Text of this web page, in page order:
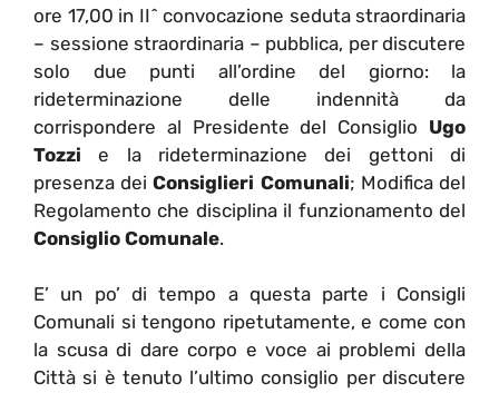
ore 17,00 in II^ convocazione seduta straordinaria
– sessione straordinaria – pubblica, per discutere
solo due punti all’ordine del giorno: la
rideterminazione delle indennità da
corrispondere al Presidente del Consiglio Ugo
Tozzie la rideterminazione dei gettoni di
presenza dei Consiglieri Comunali; Modifica del
Regolamento che disciplina il funzionamento del
Consiglio Comunale.
E’ un po’ di tempo a questa parte i Consigli
Comunali si tengono ripetutamente, e come con
la scusa di dare corpo e voce ai problemi della
Città si è tenuto l’ultimo consiglio per discutere